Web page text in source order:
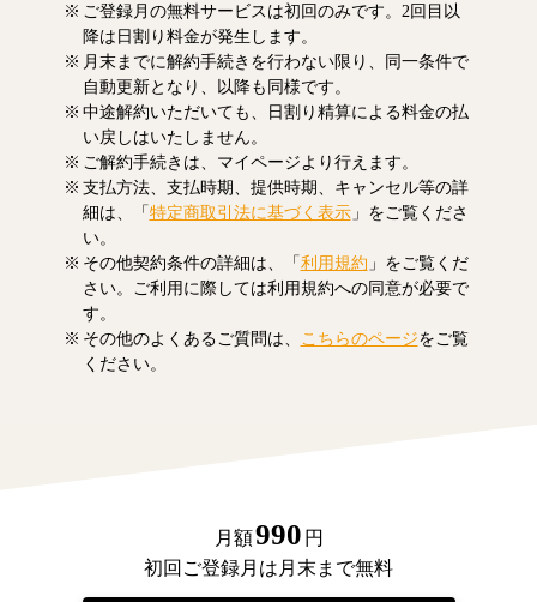
ご登録月の無料サービスは初回のみです。2回目以
降は日割り料金が発生します。
月末までに解約手続きを行わない限り、同一条件で
自動更新となり、以降も同様です。
中途解約いただいても、日割り精算による料金の払
い戻しはいたしません。
ご解約手続きは、マイページより行えます。
支払方法、支払時期、提供時期、キャンセル等の詳
細は、「特定商取引法に基づく表示」をご覧くださ
い。
その他契約条件の詳細は、「利用規約 」をご覧くだ
さい。ご利用に際しては利用規約への同意が必要で
す。
その他のよくあるご質問は、
こちらのページをご覧
ください。
月額990 円
初回ご登録月は月末まで無料